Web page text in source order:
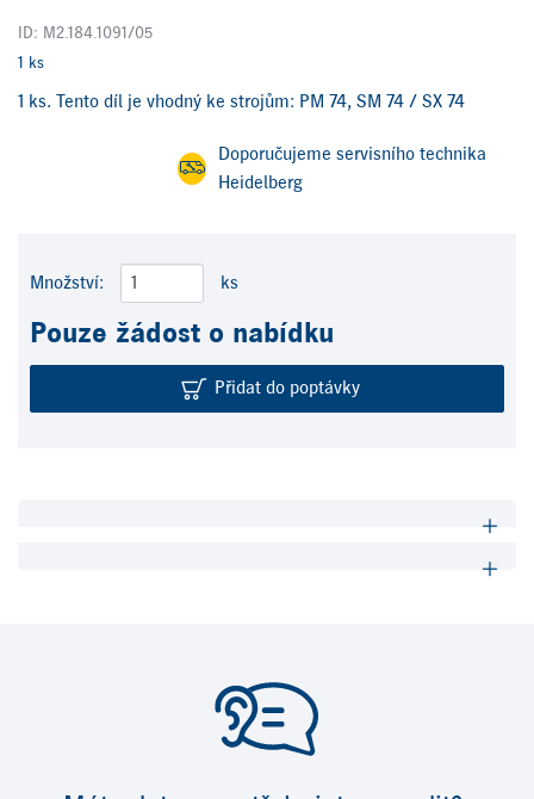
ID: M2.184.1091/05
1 ks
1 ks. Tento díl je vhodný ke strojům: PM 74, SM 74 / SX 74
Doporučujeme servisního technika
Heidelberg
Množství: ks
Pouze žádost o nabídku
Přidat do poptávky